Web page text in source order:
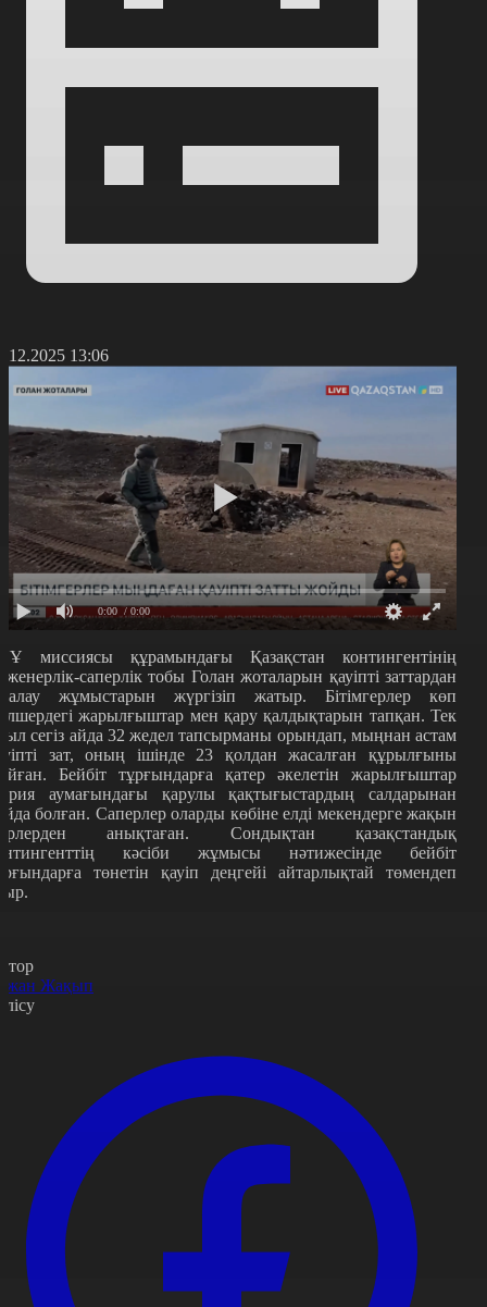
13:06
0:00 / 0:00
миссиясы құрамындағы Қазақстан контингентінің
саперлік тобы Голан жоталарын қауіпті заттардан
жұмыстарын жүргізіп жатыр. Бітімгерлер көп
жарылғыштар мен қару қалдықтарын тапқан. Тек
сегіз айда 32 жедел тапсырманы орындап, мыңнан астам
зат, оның ішінде 23 қолдан жасалған құрылғыны
Бейбіт тұрғындарға қатер әкелетін жарылғыштар
аумағындағы қарулы қақтығыстардың салдарынан
болған. Саперлер оларды көбіне елді мекендерге жақын
анықтаған. Сондықтан қазақстандық
кәсіби жұмысы нәтижесінде бейбіт
төнетін қауіп деңгейі айтарлықтай төмендеп
Жақып